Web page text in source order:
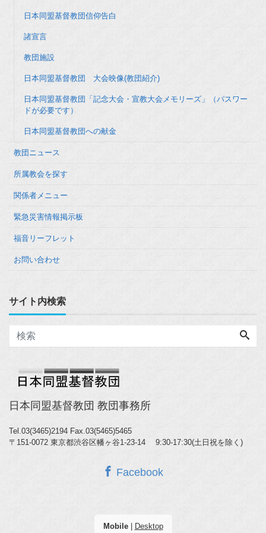
日本同盟基督教団信仰告白
諸宣言
教団施設
日本同盟基督教団 大会映像(教団紹介)
日本同盟基督教団「記念大会・宣教大会メモリーズ」（パスワー
ドが必要です）
日本同盟基督教団への献金
教団ニュース
所属教会を探す
関係者メニュー
緊急災害情報掲示板
福音リーフレット
お問い合わせ
サイト内検索
日本同盟基督教団 教団事務所
Tel.03(3465)2194 Fax.03(5465)5465
〒151-0072 東京都渋谷区幡ヶ谷1-23-14 9:30-17:30(土日祝を除く)
Facebook
Mobile| Desktop